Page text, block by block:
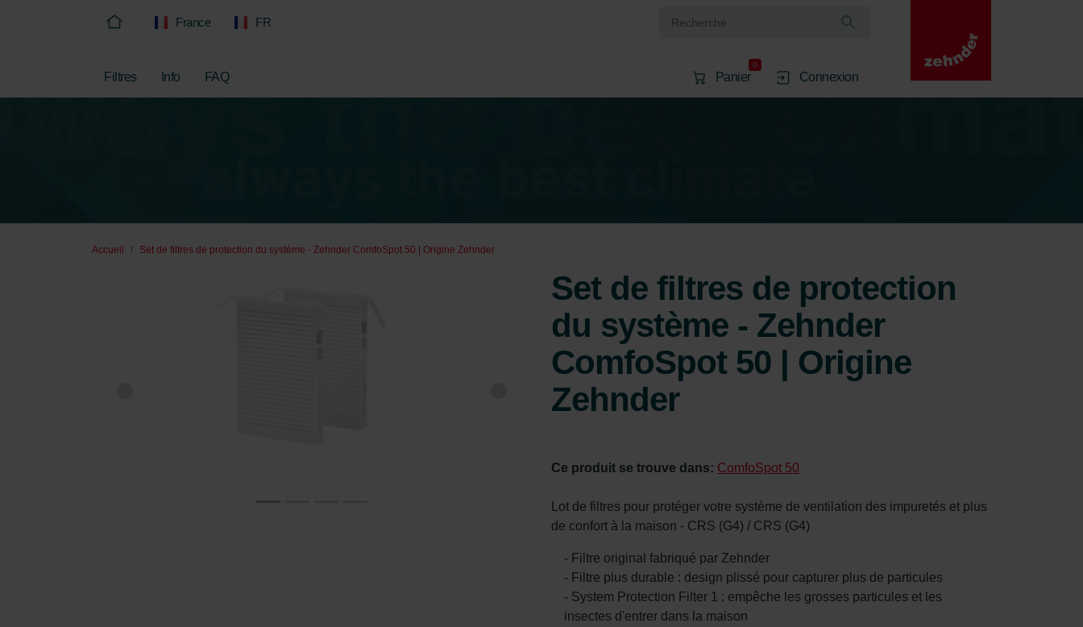
France FR
Filtres Info FAQ Panier
0
Connexion
Accueil Set de filtres de protection du système - Zehnder ComfoSpot 50 | Origine Zehnder
Set de filtres de protection
du système - Zehnder
ComfoSpot 50 | Origine
Zehnder
Ce produit se trouve dans: ComfoSpot 50
Lot de filtres pour protéger votre système de ventilation des impuretés et plus
de confort à la maison - CRS (G4) / CRS (G4)
- Filtre original fabriqué par Zehnder
- Filtre plus durable : design plissé pour capturer plus de particules
- System Protection Filter 1 : empêche les grosses particules et les
insectes d'entrer dans la maison